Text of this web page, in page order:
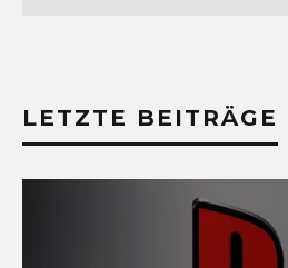
LETZTE BEITRÄGE